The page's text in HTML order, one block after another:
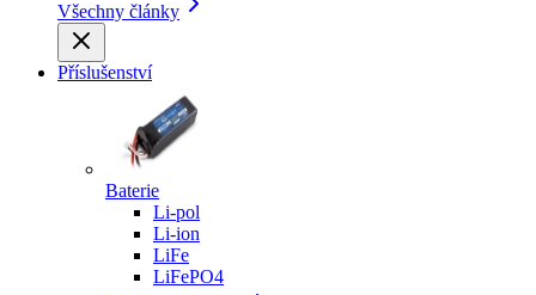
Všechny články
Příslušenství
Baterie
Li-pol
Li-ion
LiFe
LiFePO4